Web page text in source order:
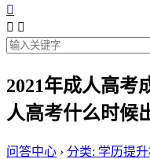

 
2021年成人高考
人高考什么时候
问答中心 › 分类: 学历提